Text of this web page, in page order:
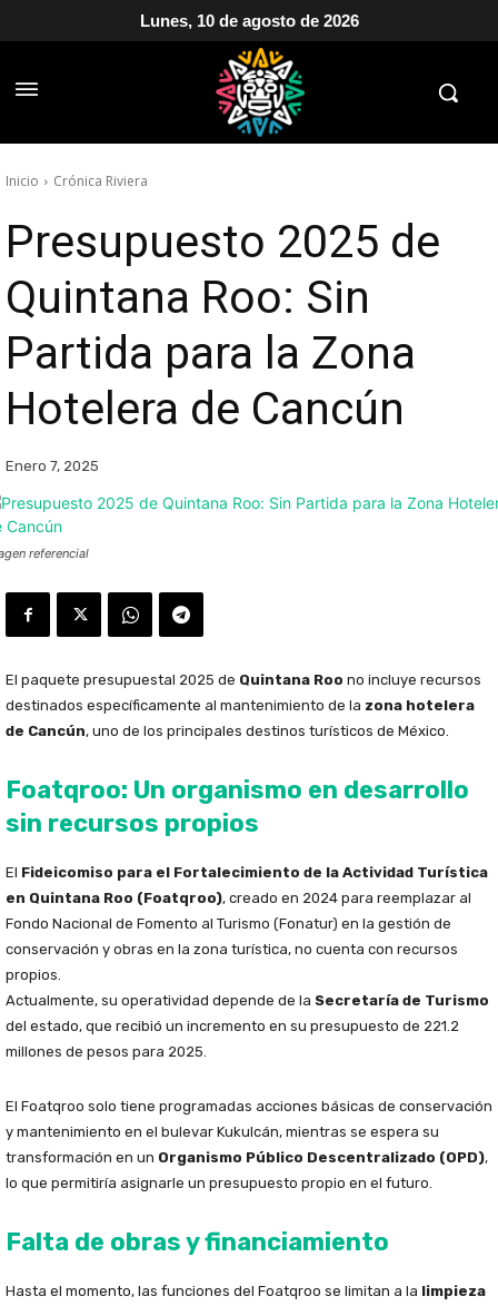
Lunes, 10 de agosto de 2026
Inicio Crónica Riviera
Presupuesto 2025 de
Quintana Roo: Sin
Partida para la Zona
Hotelera de Cancún
Enero 7, 2025
referencial
El paquete presupuestal 2025 de Quintana Roo no incluye recursos
destinados específicamente al mantenimiento de la zona hotelera
de Cancún, uno de los principales destinos turísticos de México.
Foatqroo: Un organismo en desarrollo
sin recursos propios
El Fideicomiso para el Fortalecimiento de la Actividad Turística
en Quintana Roo (Foatqroo), creado en 2024 para reemplazar al
Fondo Nacional de Fomento al Turismo (Fonatur) en la gestión de
conservación y obras en la zona turística, no cuenta con recursos
propios.
Actualmente, su operatividad depende de la Secretaría de Turismo
del estado, que recibió un incremento en su presupuesto de 221.2
millones de pesos para 2025.
El Foatqroo solo tiene programadas acciones básicas de conservación
y mantenimiento en el bulevar Kukulcán, mientras se espera su
transformación en un Organismo Público Descentralizado (OPD),
lo que permitiría asignarle un presupuesto propio en el futuro.
Falta de obras y financiamiento
Hasta el momento, las funciones del Foatqroo se limitan a la limpieza